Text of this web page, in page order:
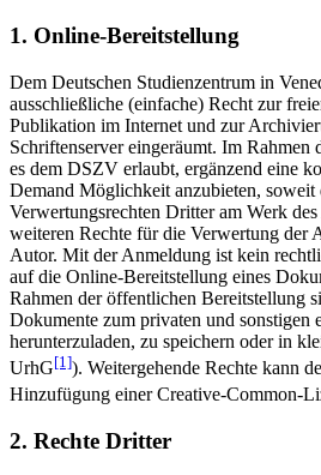
1. Online-Bereitstellung
Dem Deutschen Studienzentrum in
ausschließliche (einfache) Recht zur
Publikation im Internet und zur
Schriftenserver eingeräumt. Im Rahmen
es dem DSZV erlaubt, ergänzend eine
Demand Möglichkeit anzubieten, soweit
Verwertungsrechten Dritter am Werk
weiteren Rechte für die Verwertung der
Autor. Mit der Anmeldung ist kein
auf die Online-Bereitstellung eines
Rahmen der öffentlichen Bereitstellung
Dokumente zum privaten und sonstigen
herunterzuladen, zu speichern oder in
UrhG[1]). Weitergehende Rechte kann
Hinzufügung einer Creative-Common-
2. Rechte Dritter